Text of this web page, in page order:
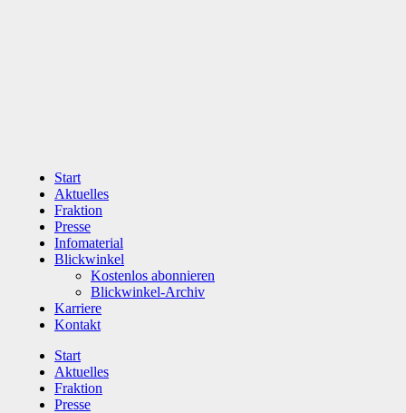
Start
Aktuelles
Fraktion
Presse
Infomaterial
Blickwinkel
Kostenlos abonnieren
Blickwinkel-Archiv
Karriere
Kontakt
Start
Aktuelles
Fraktion
Presse